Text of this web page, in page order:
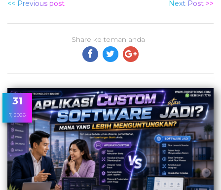
<< Previous post Next Post >>
Share ke teman anda
31
7, 2026